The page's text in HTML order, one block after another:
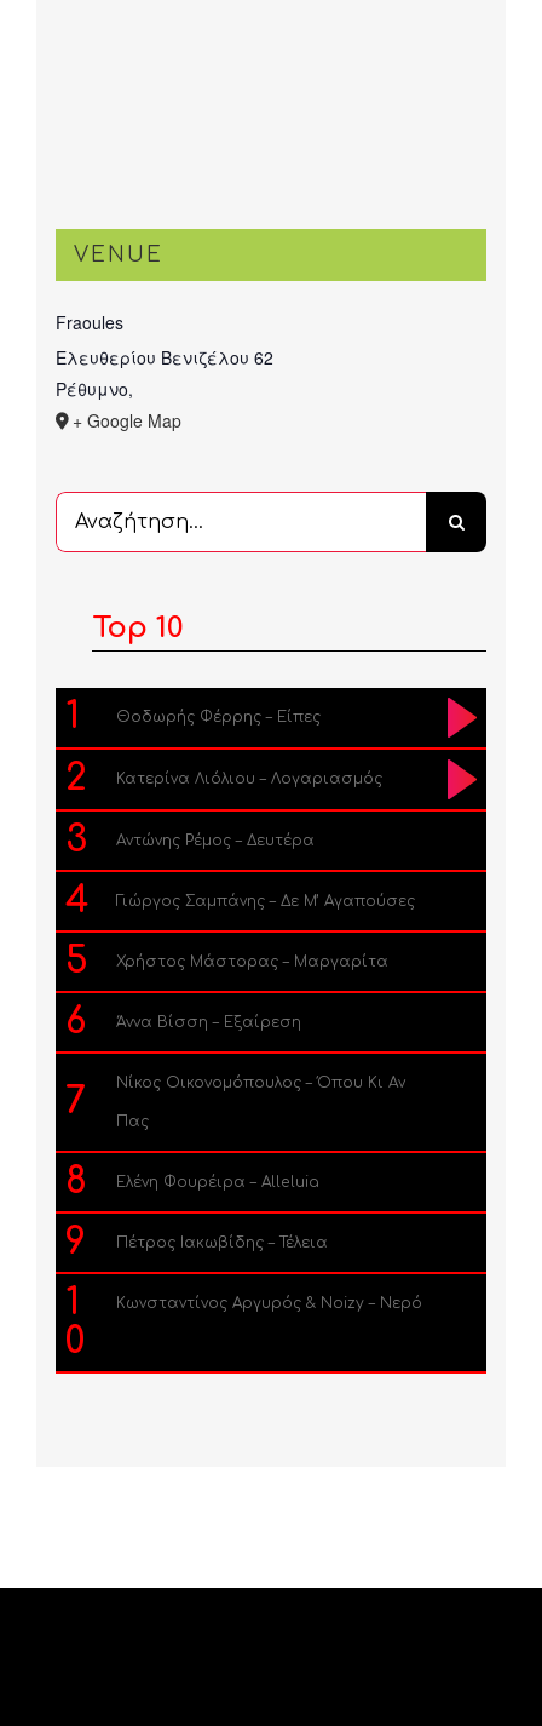
VENUE
Fraoules
Ελευθερίου Βενιζέλου 62
Ρέθυμνο,
+ Google Map
Αναζήτηση
...
Top 10
1 Θοδωρής Φέρρης – Είπες
2 Κατερίνα Λιόλιου – Λογαριασμός
3 Αντώνης Ρέμος – Δευτέρα
4 Γιώργος Σαμπάνης – Δε Μ’ Αγαπούσες
5 Χρήστος Μάστορας – Μαργαρίτα
6 Άννα Βίσση – Εξαίρεση
7 Νίκος Οικονομόπουλος – Όπου Κι Αν
Πας
8 Ελένη Φουρέιρα – Alleluia
9 Πέτρος Ιακωβίδης – Τέλεια
1
0
Κωνσταντίνος Αργυρός & Noizy – Νερό